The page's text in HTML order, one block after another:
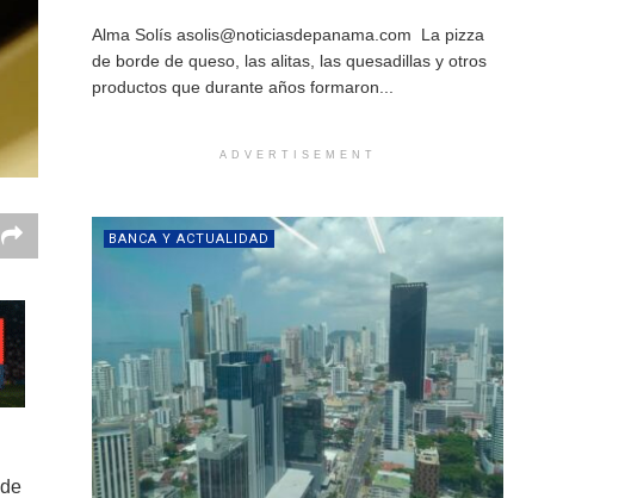
Alma Solís asolis@noticiasdepanama.com La pizza
de borde de queso, las alitas, las quesadillas y otros
productos que durante años formaron...
ADVERTISEMENT
BANCA Y ACTUALIDAD